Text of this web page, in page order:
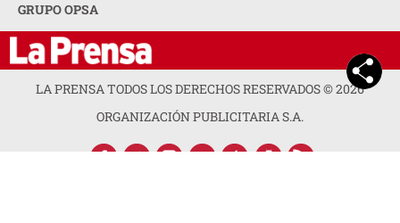
GRUPO OPSA
LA PRENSA TODOS LOS DERECHOS RESERVADOS ©2026
ORGANIZACIÓN PUBLICITARIA S.A.